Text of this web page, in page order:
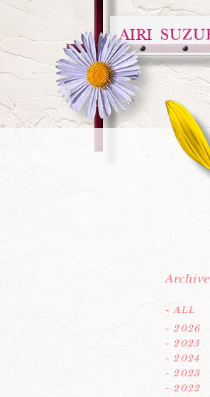
Archive
- ALL
- 2026
- 2025
- 2024
- 2023
- 2022